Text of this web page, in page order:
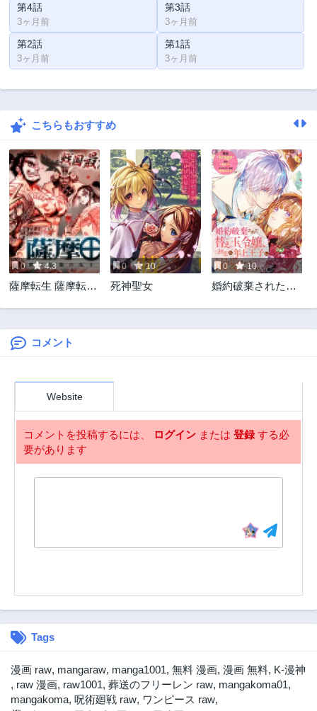
第4話
3ヶ月前
第3話
3ヶ月前
第2話
3ヶ月前
第1話
3ヶ月前
こちらもおすすめ
0 4.3
薩摩転生 薩摩転生
0 10
死神聖女
0 10
婚約破棄された替
れる@COMIC
コメント
Website
コメントを投稿するには、 ログイン または 登録する必
要があります
Tags
漫画 raw, mangaraw, manga1001, 無料 漫画, 漫画 無料, K-漫神
, raw 漫画, raw1001, 葬送のフリーレン raw, mangakoma01,
mangakoma, 呪術廻戦 raw, ワンピース raw,